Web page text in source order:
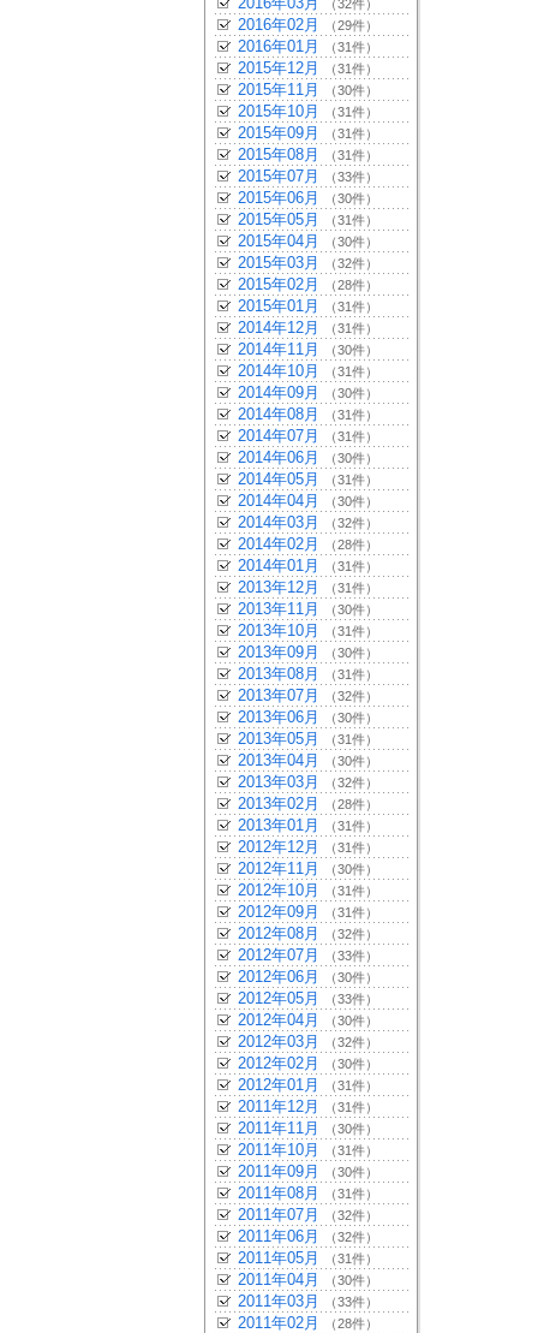
（32件）
2016年02月 （29件）
2016年01月 （31件）
2015年12月 （31件）
2015年11月 （30件）
2015年10月 （31件）
2015年09月 （31件）
2015年08月 （31件）
2015年07月 （33件）
2015年06月 （30件）
2015年05月 （31件）
2015年04月 （30件）
2015年03月 （32件）
2015年02月 （28件）
2015年01月 （31件）
2014年12月 （31件）
2014年11月 （30件）
2014年10月 （31件）
2014年09月 （30件）
2014年08月 （31件）
2014年07月 （31件）
2014年06月 （30件）
2014年05月 （31件）
2014年04月 （30件）
2014年03月 （32件）
2014年02月 （28件）
2014年01月 （31件）
2013年12月 （31件）
2013年11月 （30件）
2013年10月 （31件）
2013年09月 （30件）
2013年08月 （31件）
2013年07月 （32件）
2013年06月 （30件）
2013年05月 （31件）
2013年04月 （30件）
2013年03月 （32件）
2013年02月 （28件）
2013年01月 （31件）
2012年12月 （31件）
2012年11月 （30件）
2012年10月 （31件）
2012年09月 （31件）
2012年08月 （32件）
2012年07月 （33件）
2012年06月 （30件）
2012年05月 （33件）
2012年04月 （30件）
2012年03月 （32件）
2012年02月 （30件）
2012年01月 （31件）
2011年12月 （31件）
2011年11月 （30件）
2011年10月 （31件）
2011年09月 （30件）
2011年08月 （31件）
2011年07月 （32件）
2011年06月 （32件）
2011年05月 （31件）
2011年04月 （30件）
2011年03月 （33件）
2011年02月 （28件）